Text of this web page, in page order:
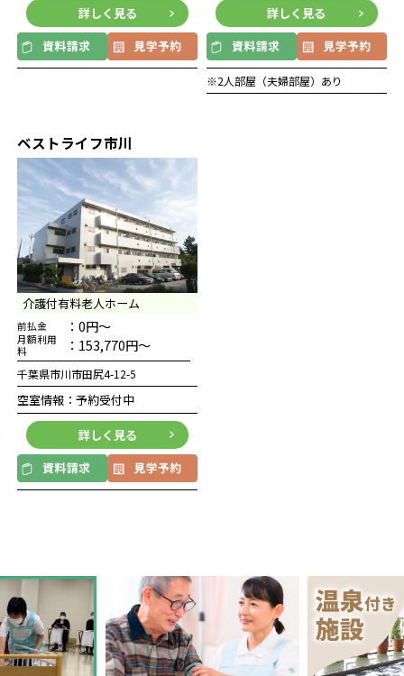
詳しく見る 詳しく見る
※2人部屋（夫婦部屋）あり
ベストライフ市川
介護付有料老人ホーム
前払金 ：0円～
月額利用
料
：153,770円～
千葉県市川市田尻4-12-5
空室情報：予約受付中
詳しく見る